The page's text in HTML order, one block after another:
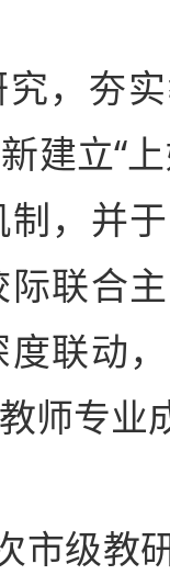
，夯
建立“
，并
联合
联动
师专业
市级教